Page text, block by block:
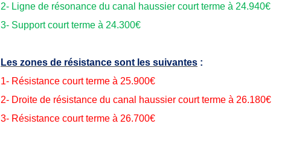
2- Ligne de résonance du canal haussier court terme à 24.940€
3- Support court terme à 24.300€
Les zones de résistance sont les suivantes :
1- Résistance court terme à 25.900€
2- Droite de résistance du canal haussier court terme à 26.180€
3- Résistance court terme à 26.700€